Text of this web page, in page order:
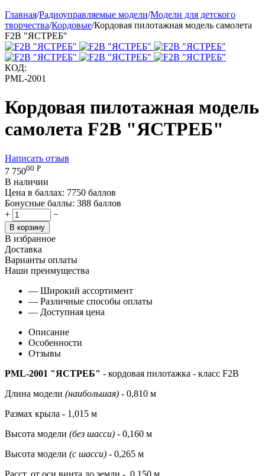
Главная/Радиоуправляемые модели/Модели для детского
творчества/Кордовые/Кордовая пилотажная модель самолета
F2B "ЯСТРЕБ"
КОД:
PML-2001
Кордовая пилотажная модель
самолета F2B "ЯСТРЕБ"
Написать отзыв
7 75000 Р
В наличии
Цена в баллах: 7750 баллов
Бонусные баллы: 388 баллов
+
−
В корзину
В избранное
Доставка
Варианты оплаты
Наши преимущества
— Широкий ассортимент
— Различные способы оплаты
— Доступная цена
Описание
Особенности
Отзывы
PML-2001 "ЯСТРЕБ" - кордовая пилотажка - класс F2B
Длина модели (наибольшая) - 0,810 м
Размах крыла - 1,015 м
Высота модели (без шасси) - 0,160 м
Высота модели (c шасси) - 0,265 м